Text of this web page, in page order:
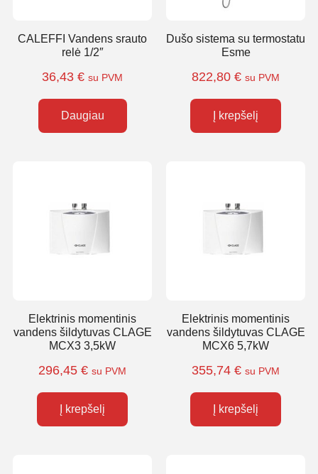
CALEFFI Vandens srauto
relė 1/2″
36,43 € su PVM
Daugiau
Dušo sistema su termostatu
Esme
822,80 € su PVM
Į krepšelį
Elektrinis momentinis
vandens šildytuvas CLAGE
MCX3 3,5kW
296,45 € su PVM
Į krepšelį
Elektrinis momentinis
vandens šildytuvas CLAGE
MCX6 5,7kW
355,74 € su PVM
Į krepšelį